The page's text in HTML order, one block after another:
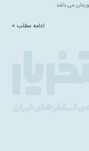
می باشد.
ادامه مطلب >